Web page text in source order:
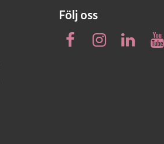
Följ oss